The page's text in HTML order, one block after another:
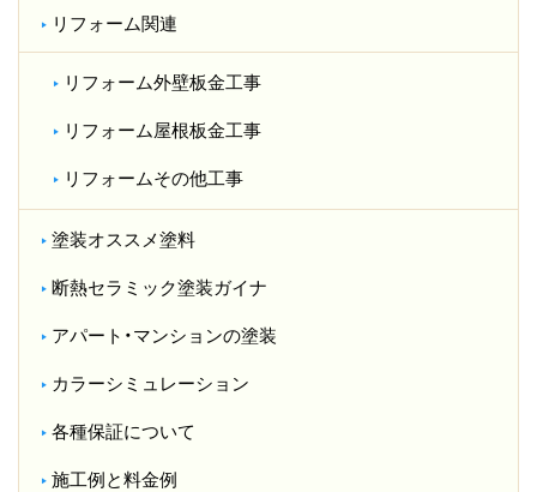
リフォーム関連
リフォーム外壁板金工事
リフォーム屋根板金工事
リフォームその他工事
塗装オススメ塗料
断熱セラミック塗装ガイナ
アパート・マンションの塗装
カラーシミュレーション
各種保証について
施工例と料金例